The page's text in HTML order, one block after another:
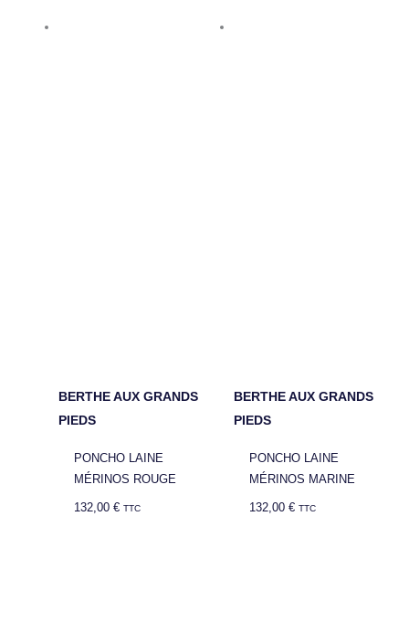
BERTHE AUX GRANDS
PIEDS
PONCHO LAINE
MÉRINOS ROUGE
132,00€ TTC
BERTHE AUX GRANDS
PIEDS
PONCHO LAINE
MÉRINOS MARINE
132,00€ TTC